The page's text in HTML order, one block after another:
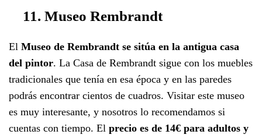
11. Museo Rembrandt
El Museo de Rembrandt se sitúa en la antigua casa
del pintor. La Casa de Rembrandt sigue con los muebles
tradicionales que tenía en esa época y en las paredes
podrás encontrar cientos de cuadros. Visitar este museo
es muy interesante, y nosotros lo recomendamos si
cuentas con tiempo. El precio es de 14€ para adultos y